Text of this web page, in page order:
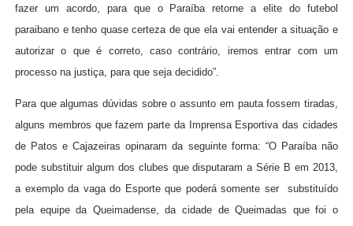
fazer um acordo, para que o Paraíba retorne a elite do futebol
paraibano e tenho quase certeza de que ela vai entender a situação e
autorizar o que é correto, caso contrário, iremos entrar com um
processo na justiça, para que seja decidido”.
Para que algumas dúvidas sobre o assunto em pauta fossem tiradas,
alguns membros que fazem parte da Imprensa Esportiva das cidades
de Patos e Cajazeiras opinaram da seguinte forma: “O Paraíba não
pode substituir algum dos clubes que disputaram a Série B em 2013,
a exemplo da vaga do Esporte que poderá somente ser
substituído
pela equipe da Queimadense, da cidade de Queimadas que foi o